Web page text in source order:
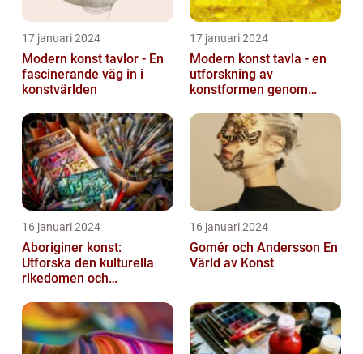
17 januari 2024
Modern konst tavlor - En
fascinerande väg in i
konstvärlden
17 januari 2024
Modern konst tavla - en
utforskning av
konstformen genom
16 januari 2024
Aboriginer konst:
Utforska den kulturella
rikedomen och
16 januari 2024
Gomér och Andersson En
Värld av Konst